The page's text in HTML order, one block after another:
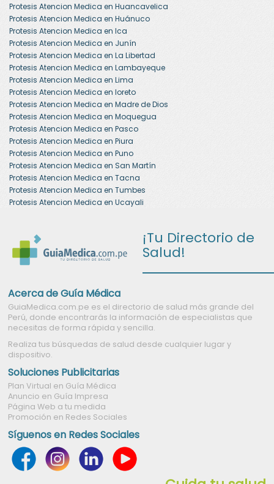
Protesis Atencion Medica en Huancavelica
Protesis Atencion Medica en Huánuco
Protesis Atencion Medica en Ica
Protesis Atencion Medica en Junín
Protesis Atencion Medica en La Libertad
Protesis Atencion Medica en Lambayeque
Protesis Atencion Medica en Lima
Protesis Atencion Medica en loreto
Protesis Atencion Medica en Madre de Dios
Protesis Atencion Medica en Moquegua
Protesis Atencion Medica en Pasco
Protesis Atencion Medica en Piura
Protesis Atencion Medica en Puno
Protesis Atencion Medica en San Martín
Protesis Atencion Medica en Tacna
Protesis Atencion Medica en Tumbes
Protesis Atencion Medica en Ucayali
¡Tu Directorio de
Salud!
Acerca de Guía Médica
GuiaMedica.com.pe es el directorio de salud más grande del
Perú, donde encontrarás la información de especialistas que
necesitas de forma rápida y sencilla.
Realiza tus búsquedas de salud desde cualquier lugar y
dispositivo.
Soluciones Publicitarias
Plan Virtual en Guía Médica
Anuncio en Guía Impresa
Página Web a tu medida
Promoción en Redes Sociales
Síguenos en Redes Sociales